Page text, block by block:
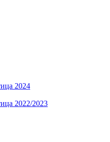
2024
2022/2023